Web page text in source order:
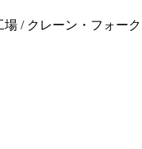
場 / クレーン・フォー